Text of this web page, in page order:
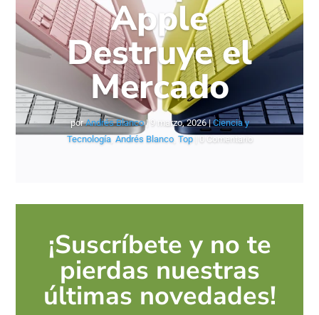
Apple
Destruye el
Mercado
porAndrés Blanco| 9 marzo, 2026|Ciencia y
Tecnología, Andrés Blanco, Top| 0 Comentario
¡Suscríbete y no te
pierdas nuestras
últimas novedades!